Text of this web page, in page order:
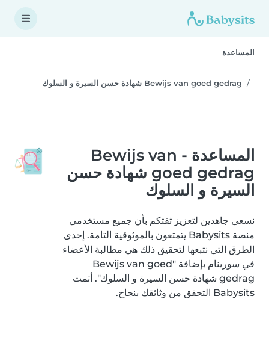
المساعدة
Bewijs van goed gedrag شهادة حسن السيرة و السلوك
المساعدة - Bewijs van
goed gedrag شهادة حسن
السيرة و السلوك
نسعى جاهدين لتعزيز ثقتكم بأن جميع مستخدمي
منصة Babysits يتمتعون بالموثوقية التامة. إحدى
الطرق التي نتبعها لتحقيق ذلك هي مطالبة الأعضاء
في سورينام بإضافة "Bewijs van goed
gedrag شهادة حسن السيرة و السلوك". أتمت
Babysits التحقق من وثائقك بنجاح.